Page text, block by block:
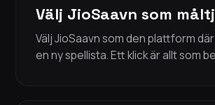
Välj JioSaavn som
Välj JioSaavn som den plattform där
en ny spellista. Ett klick är allt som